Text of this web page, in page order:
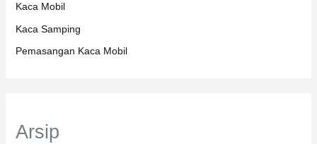
Kaca Mobil
Kaca Samping
Pemasangan Kaca Mobil
Arsip